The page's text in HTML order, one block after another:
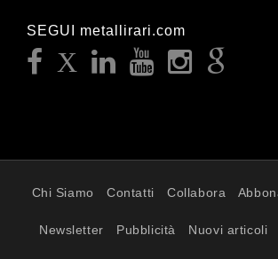
SEGUI metallirari.com
Chi Siamo Contatti Collabora
Newsletter Pubblicità Nuovi articoli